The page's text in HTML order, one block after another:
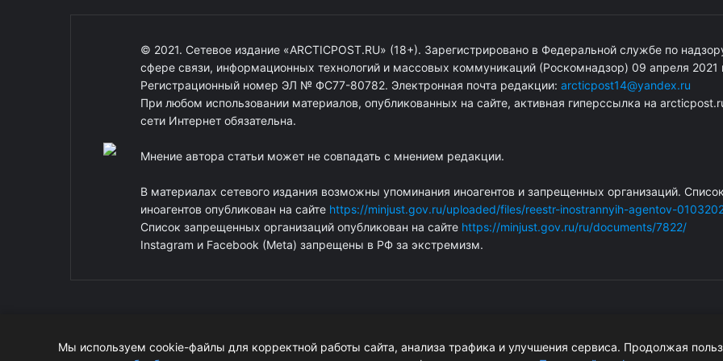
© 2021. Сетевое издание «ARCTICPOST.RU» (18+). Зарегистрировано в Федеральной службе по
сфере связи, информационных технологий и массовых коммуникаций (Роскомнадзор) 09 апреля 2021
Регистрационный номер ЭЛ № ФС77-80782. Электронная почта редакции: arcticpost14@yandex.ru
При любом использовании материалов, опубликованных на сайте, активная гиперссылка на
сети Интернет обязательна.
Мнение автора статьи может не совпадать с мнением редакции.
В материалах сетевого издания возможны упоминания иноагентов и запрещенных организаций. Список
иноагентов опубликован на сайте https://minjust.gov.ru/uploaded/files/reestr-inostrannyih-agentov-
Список запрещенных организаций опубликован на сайте https://minjust.gov.ru/ru/documents/7822/
Instagram и Facebook (Metа) запрещены в РФ за экстремизм.
© ArcticPost. Информация сайта защищена законом об авторских правах.
Мы используем cookie-файлы для корректной работы сайта, анализа трафика и улучшения сервиса. Продолжая